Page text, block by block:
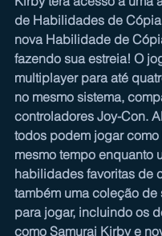
de Habilidades de
nova Habilidade de
fazendo sua estreia! O
multiplayer para até
no mesmo sistema,
controladores Joy-Con.
todos podem jogar
mesmo tempo enquanto
habilidades favoritas de
também uma coleção de
para jogar, incluindo os
como Samurai Kirby e